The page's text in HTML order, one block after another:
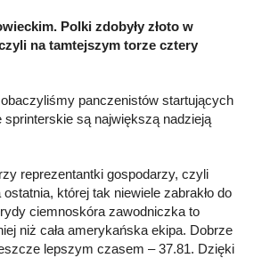
Polki zdobyły złoto w
na tamtejszym torze cztery
panczenistów startujących
są największą nadzieją
reprezentantki gospodarzy, czyli
której tak niewiele zabrakło do
ciemnoskóra zawodniczka to
niż cała amerykańska ekipa. Dobrze
lepszym czasem – 37.81. Dzięki